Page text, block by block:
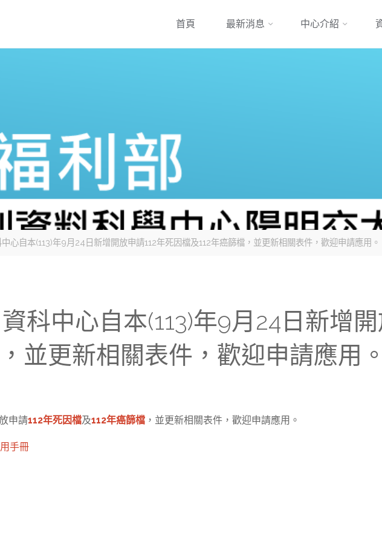
跳
到
首頁 最新消息 中心介紹
中心自本(113)年9月24日新增開放申請112年死因檔及112年癌篩檔，並更新相關表件，歡迎申請應用。
資科中心自本(113)年9月24日新增
並更新相關表件，歡迎申請應用。
申請112年死因檔及112年癌篩檔，並更新相關表件，歡迎申請應用。
手冊